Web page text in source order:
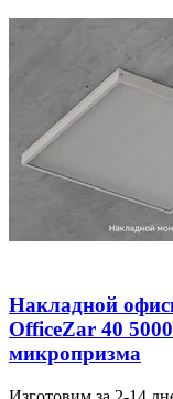
Накладной
OfficeZar 40
микропризма